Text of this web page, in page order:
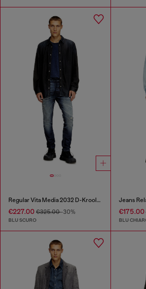
Regular Vita Media 2032 D-Krooley Joggjeans®
€227.00 €325.00-30%
BLU SCURO
€175.00
BLU